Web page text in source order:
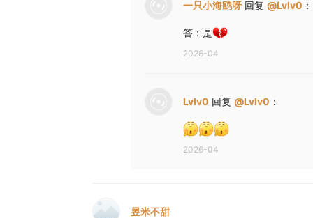
一只小海鸥呀 回复 @Lvlv0 ：
答：是
2026-04
Lvlv0 回复 @Lvlv0 ：
2026-04
昱米不甜